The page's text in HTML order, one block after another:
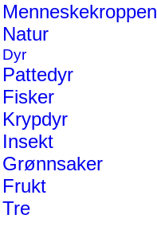
Menneskekroppen
Natur
Dyr
Pattedyr
Fisker
Krypdyr
Insekt
Grønnsaker
Frukt
Tre